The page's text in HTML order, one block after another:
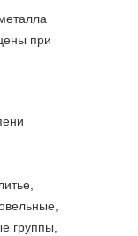
при
группы,